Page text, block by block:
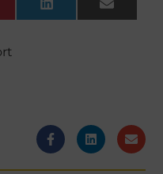
LinkedInEmail